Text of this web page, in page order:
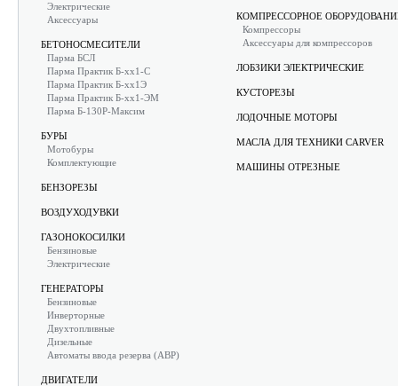
Электрические
Аксессуары
БЕТОНОСМЕСИТЕЛИ
Парма БСЛ
Парма Практик Б-хх1-С
Парма Практик Б-хх1Э
Парма Практик Б-хх1-ЭМ
Парма Б-130Р-Максим
БУРЫ
Мотобуры
Комплектующие
БЕНЗОРЕЗЫ
ВОЗДУХОДУВКИ
ГАЗОНОКОСИЛКИ
Бензиновые
Электрические
ГЕНЕРАТОРЫ
Бензиновые
Инверторные
Двухтопливные
Дизельные
Автоматы ввода резерва (АВР)
ДВИГАТЕЛИ
КОМПРЕССОРНОЕ
Компрессоры
Аксессуары для компрессоров
ЛОБЗИКИ ЭЛЕКТРИЧЕСКИЕ
КУСТОРЕЗЫ
ЛОДОЧНЫЕ МОТОРЫ
МАСЛА ДЛЯ ТЕХНИКИ CARVER
МАШИНЫ ОТРЕЗНЫЕ